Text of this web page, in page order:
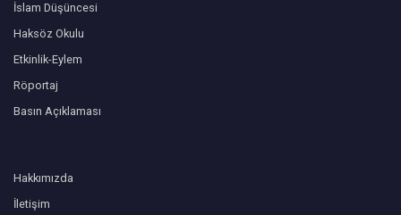
İslam Düşüncesi
Haksöz Okulu
Etkinlik-Eylem
Röportaj
Basın Açıklaması
Hakkımızda
İletişim